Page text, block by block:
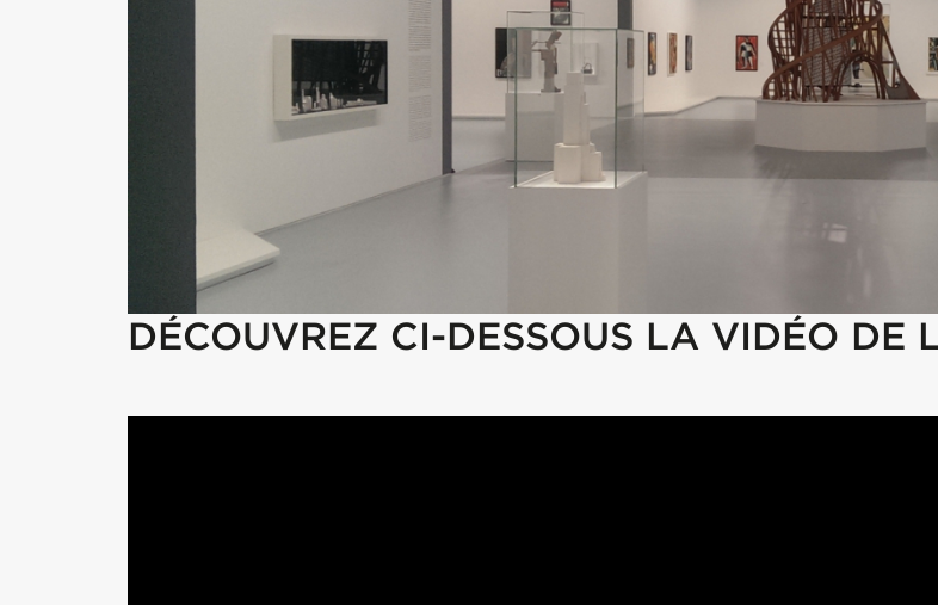
DÉCOUVREZ CI-DESSOUS LA VIDÉO DE